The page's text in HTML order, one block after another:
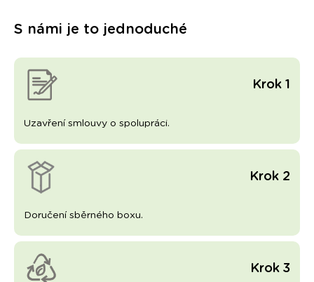
S námi je to jednoduché
Krok 1
Uzavření smlouvy o spolupráci.
Krok 2
Doručení sběrného boxu.
Krok 3